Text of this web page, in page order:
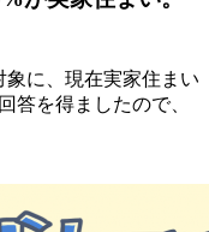
に、現在実家住まい
答を得ましたので、